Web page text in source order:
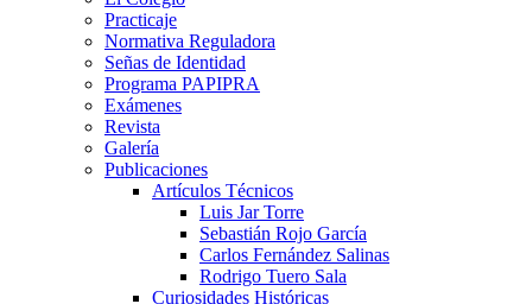
Practicaje
Normativa Reguladora
Señas de Identidad
Programa PAPIPRA
Exámenes
Revista
Galería
Publicaciones
Artículos Técnicos
Luis Jar Torre
Sebastián Rojo García
Carlos Fernández Salinas
Rodrigo Tuero Sala
Curiosidades Históricas